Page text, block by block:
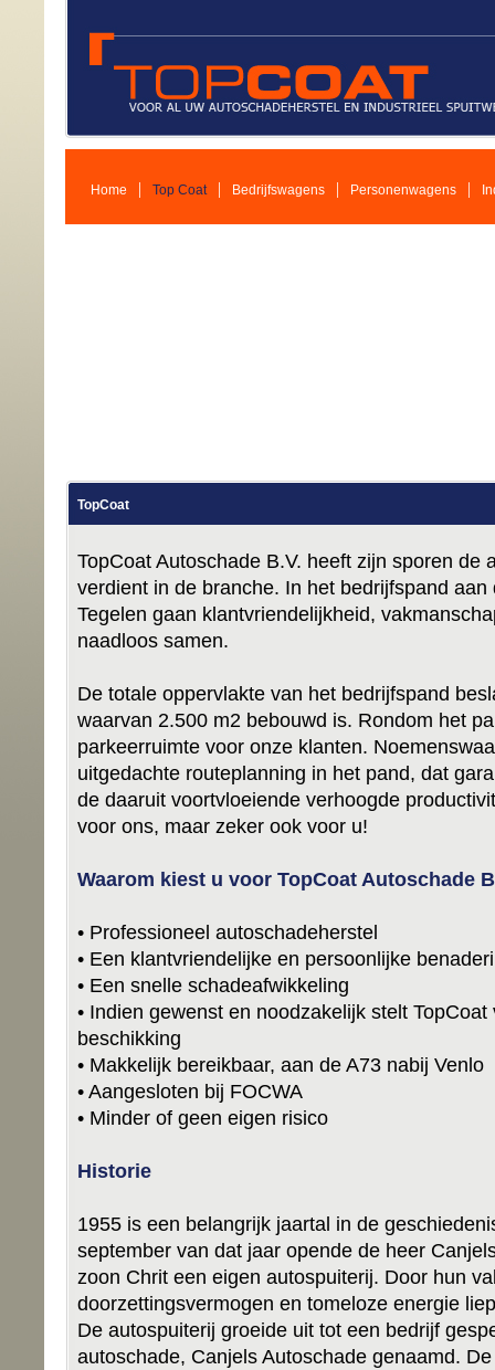
Home | Top Coat | Bedrijfswagens | Personenwagens |
TopCoat
TopCoat Autoschade B.V. heeft zijn sporen de
verdient in de branche. In het bedrijfspand
Tegelen gaan klantvriendelijkheid,
naadloos samen.
De totale oppervlakte van het bedrijfspand
waarvan 2.500 m2 bebouwd is. Rondom het
parkeerruimte voor onze klanten.
uitgedachte routeplanning in het pand, dat
de daaruit voortvloeiende verhoogde
voor ons, maar zeker ook voor u!
Waarom kiest u voor TopCoat Autoschade
• Professioneel autoschadeherstel
• Een klantvriendelijke en persoonlijke
• Een snelle schadeafwikkeling
• Indien gewenst en noodzakelijk stelt
beschikking
• Makkelijk bereikbaar, aan de A73 nabij Venlo
• Aangesloten bij FOCWA
• Minder of geen eigen risico
Historie
1955 is een belangrijk jaartal in de
september van dat jaar opende de heer
zoon Chrit een eigen autospuiterij. Door hun
doorzettingsvermogen en tomeloze energie
De autospuiterij groeide uit tot een bedrijf
autoschade, Canjels Autoschade genaamd.